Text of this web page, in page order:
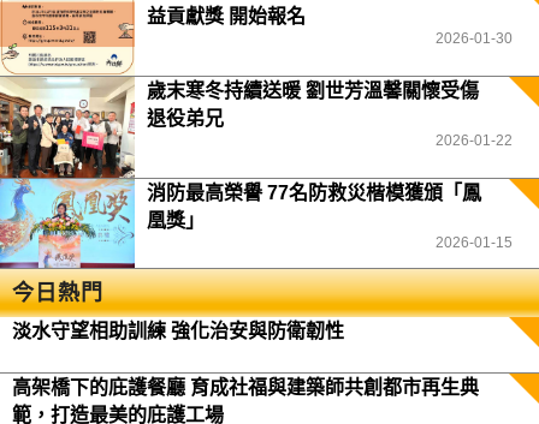
益貢獻獎 開始報名
2026-01-30
歲末寒冬持續送暖 劉世芳溫馨關懷受傷
退役弟兄
2026-01-22
消防最高榮譽 77名防救災楷模獲頒「鳳
凰獎」
2026-01-15
今日熱門
淡水守望相助訓練 強化治安與防衛韌性
高架橋下的庇護餐廳 育成社福與建築師共創都市再生典
範，打造最美的庇護工場